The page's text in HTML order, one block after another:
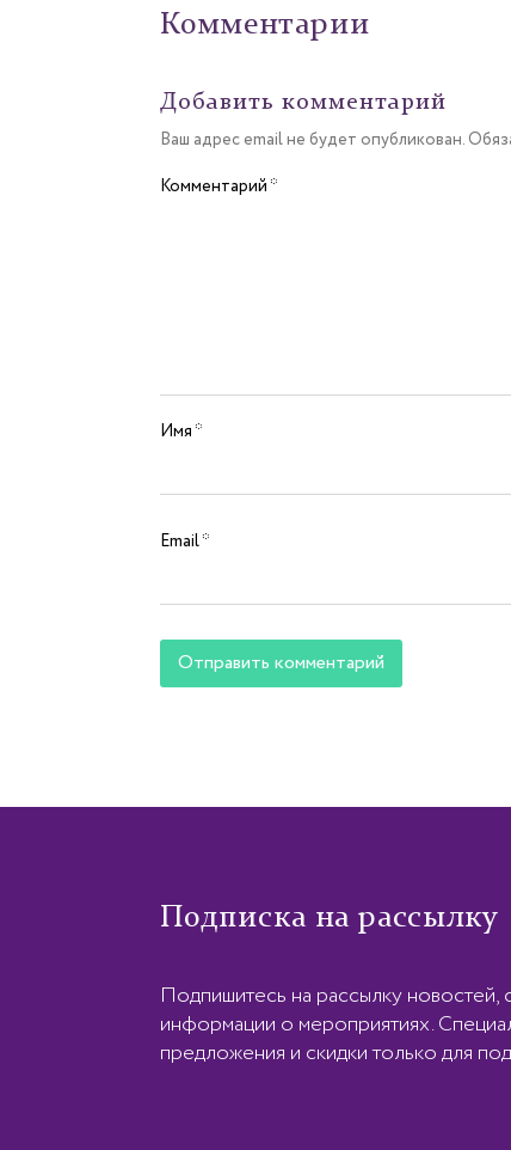
Комментарии
Добавить комментарий
Ваш адрес email не будет опубликован.
Комментарий *
Имя *
Email*
Подписка на рассылку
Подпишитесь на рассылку новостей,
информации о мероприятиях.
предложения и скидки только для